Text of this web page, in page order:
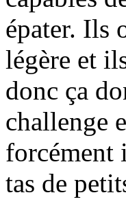
épater. Ils
légère et
donc ça
challenge
forcément
tas de